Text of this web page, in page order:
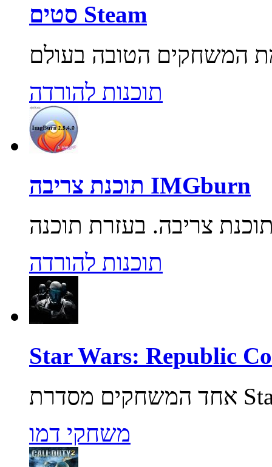
סטים Steam
תוכנות להורדה
תוכנת צריבה IMGburn
תוכנות להורדה
משחקי דמו